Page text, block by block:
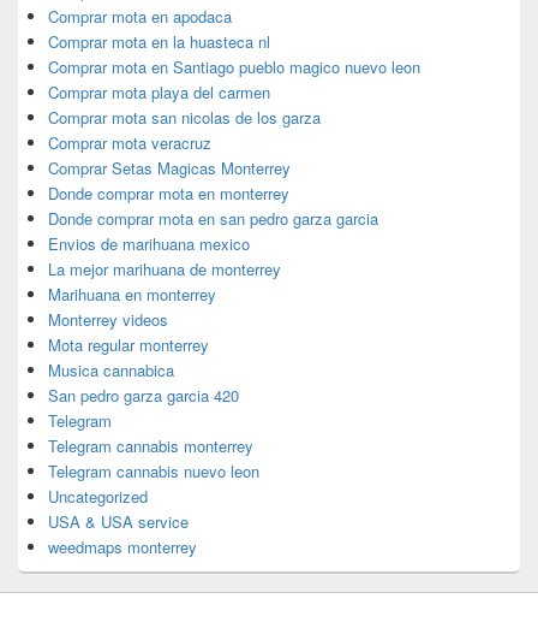
Comprar mota en apodaca
Comprar mota en la huasteca nl
Comprar mota en Santiago pueblo magico nuevo leon
Comprar mota playa del carmen
Comprar mota san nicolas de los garza
Comprar mota veracruz
Comprar Setas Magicas Monterrey
Donde comprar mota en monterrey
Donde comprar mota en san pedro garza garcia
Envios de marihuana mexico
La mejor marihuana de monterrey
Marihuana en monterrey
Monterrey videos
Mota regular monterrey
Musica cannabica
San pedro garza garcia 420
Telegram
Telegram cannabis monterrey
Telegram cannabis nuevo leon
Uncategorized
USA & USA service
weedmaps monterrey